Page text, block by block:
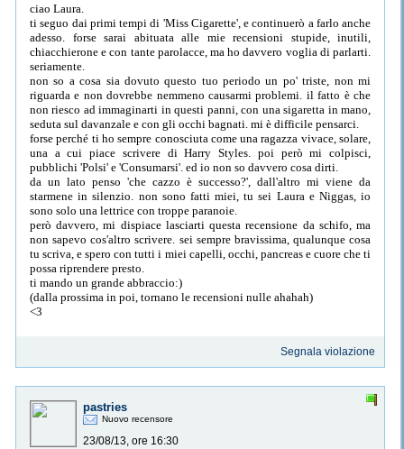
ciao Laura.
ti seguo dai primi tempi di 'Miss Cigarette', e continuerò a farlo anche
adesso. forse sarai abituata alle mie recensioni stupide, inutili,
chiacchierone e con tante parolacce, ma ho davvero voglia di parlarti.
seriamente.
non so a cosa sia dovuto questo tuo periodo un po' triste, non mi
riguarda e non dovrebbe nemmeno causarmi problemi. il fatto è che
non riesco ad immaginarti in questi panni, con una sigaretta in mano,
seduta sul davanzale e con gli occhi bagnati. mi è difficile pensarci.
forse perché ti ho sempre conosciuta come una ragazza vivace, solare,
una a cui piace scrivere di Harry Styles. poi però mi colpisci,
pubblichi 'Polsi' e 'Consumarsi'. ed io non so davvero cosa dirti.
da un lato penso 'che cazzo è successo?', dall'altro mi viene da
starmene in silenzio. non sono fatti miei, tu sei Laura e Niggas, io
sono solo una lettrice con troppe paranoie.
però davvero, mi dispiace lasciarti questa recensione da schifo, ma
non sapevo cos'altro scrivere. sei sempre bravissima, qualunque cosa
tu scriva, e spero con tutti i miei capelli, occhi, pancreas e cuore che ti
possa riprendere presto.
ti mando un grande abbraccio:)
(dalla prossima in poi, tornano le recensioni nulle ahahah)
<3
Segnala violazione
pastries
Nuovo recensore
23/08/13, ore 16:30